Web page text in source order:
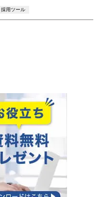
採用ツール